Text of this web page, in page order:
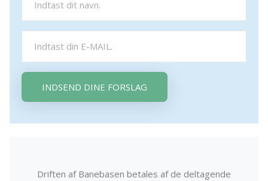
INDSEND DINE FORSLAG
Driften af Banebasen betales af de deltagende